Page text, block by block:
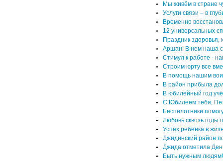
Мы живём в стране
Услуги связи – в
Временно
12 универсальных
Праздник
Аршан! В нем наша
Стимул к работе -
Строим юрту все
В помощь нашим
В район прибыла
В юбилейный год
С Юбилеем тебя,
Беспилотники
Любовь сквозь годы
Успех ребенка в
Джидинский район
Джида отметила
Быть нужным людям!